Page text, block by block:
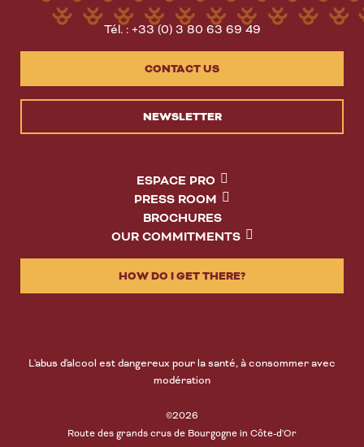
Tél. : +33 (0) 3 80 63 69 49
CONTACT US
NEWSLETTER
ESPACE PRO
PRESS ROOM
BROCHURES
OUR COMMITMENTS
HOW DO I GET THERE?
L'abus d'alcool est dangereux pour la santé, à consommer avec
modération
©2026
Route des grands crus de Bourgogne in Côte-d'Or